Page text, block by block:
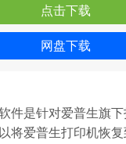
点击下载
网盘下载
件是针对爱普生旗
将爱普生打印机恢